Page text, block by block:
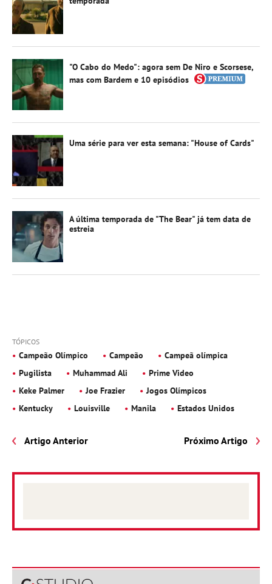
"O Cabo do Medo": agora sem De Niro e Scorsese,
mas com Bardem e 10 episódios
Uma série para ver esta semana: "House of Cards"
A última temporada de "The Bear" já tem data de
estreia
TÓPICOS
Campeão Olímpico Campeão
Campeã olímpica
Pugilista
Muhammad Ali
Prime Video
Keke Palmer
Joe Frazier
Jogos Olímpicos
Kentucky
Louisville Manila Estados Unidos
Artigo Anterior Próximo Artigo